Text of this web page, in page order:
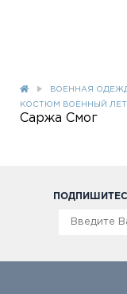
ВОЕННАЯ
КОСТЮМ ВОЕННЫЙ
Саржа Смог